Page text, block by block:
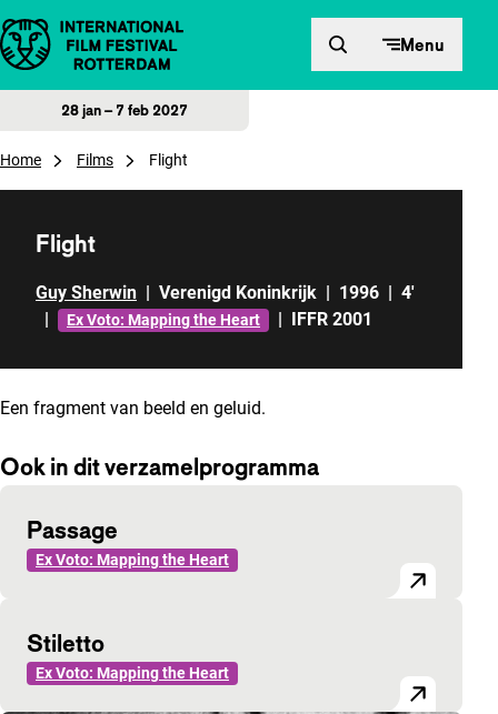
Direct naar inhoud Menu
28 jan – 7 feb 2027
Home Films Flight
Flight
Guy Sherwin | Verenigd Koninkrijk | 1996 | 4'
|
Ex Voto: Mapping the Heart | IFFR 2001
Een fragment van beeld en geluid.
Ook in dit verzamelprogramma
Passage
Ex Voto: Mapping the Heart
Stiletto
Ex Voto: Mapping the Heart